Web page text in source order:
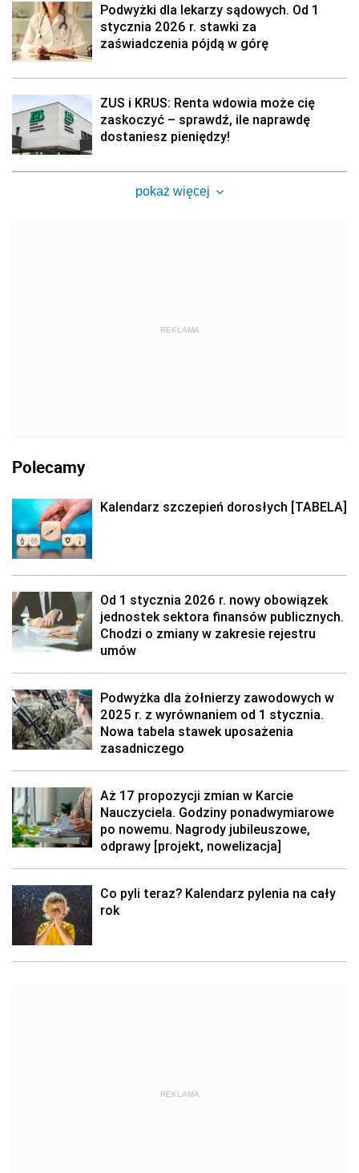
Podwyżki dla lekarzy sądowych. Od 1
stycznia 2026 r. stawki za
zaświadczenia pójdą w górę
ZUS i KRUS: Renta wdowia może cię
zaskoczyć – sprawdź, ile naprawdę
dostaniesz pieniędzy!
pokaż więcej
REKLAMA
Polecamy
Kalendarz szczepień dorosłych [TABELA]
Od 1 stycznia 2026 r. nowy obowiązek
jednostek sektora finansów publicznych.
Chodzi o zmiany w zakresie rejestru
umów
Podwyżka dla żołnierzy zawodowych w
2025 r. z wyrównaniem od 1 stycznia.
Nowa tabela stawek uposażenia
zasadniczego
Aż 17 propozycji zmian w Karcie
Nauczyciela. Godziny ponadwymiarowe
po nowemu. Nagrody jubileuszowe,
odprawy [projekt, nowelizacja]
Co pyli teraz? Kalendarz pylenia na cały
rok
REKLAMA